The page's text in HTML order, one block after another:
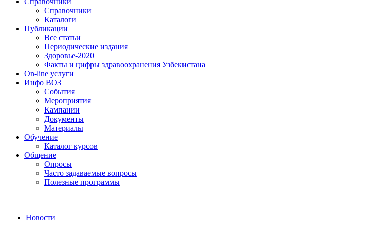
Справочники
Каталоги
Публикации
Все статьи
Периодические издания
Здоровье-2020
Факты и цифры здравоохранения Узбекистана
On-line услуги
Инфо ВОЗ
События
Мероприятия
Кампании
Документы
Материалы
Обучение
Каталог курсов
Общение
Опросы
Часто задаваемые вопросы
Полезные программы
Новости